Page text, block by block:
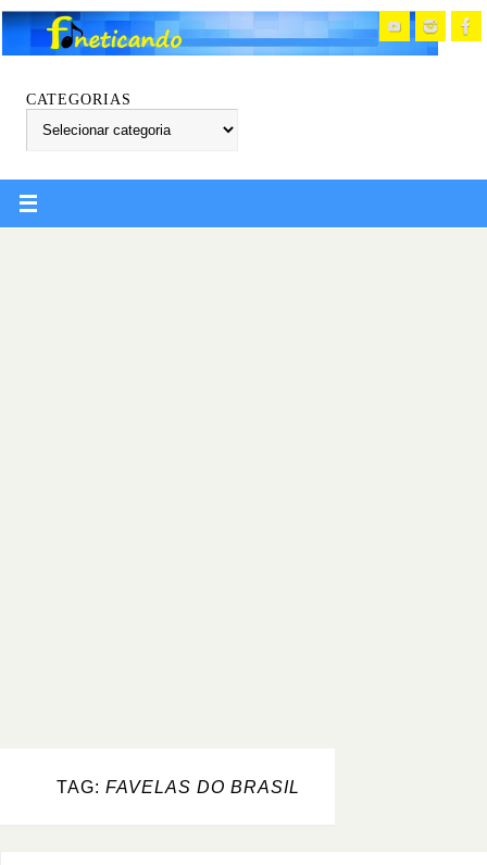
CATEGORIAS
TAG: FAVELAS DO BRASIL